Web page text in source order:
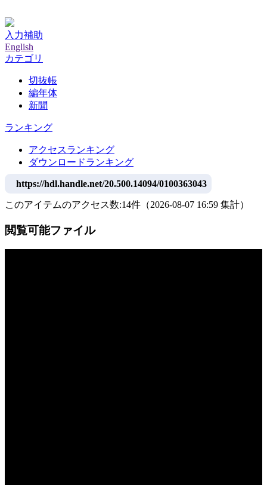
入力補助
English
カテゴリ
切抜帳
編年体
新聞
ランキング
アクセスランキング
ダウンロードランキング
https://hdl.handle.net/20.500.14094/0100363043
このアイテムのアクセス数:14件 （2026-08-07 16:59 集計）
閲覧可能ファイル